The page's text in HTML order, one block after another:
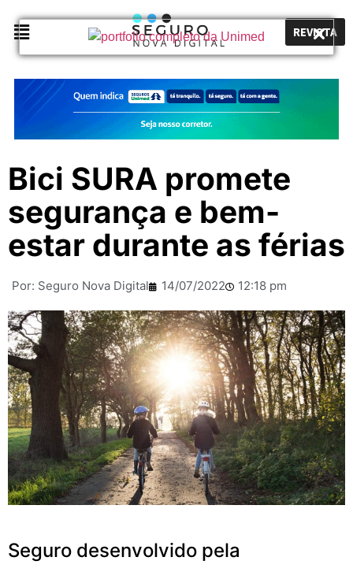
REVISTA
Bici SURA promete
segurança e bem-
estar durante as férias
Por: Seguro Nova Digital 14/07/2022 12:18 pm
Seguro desenvolvido pela